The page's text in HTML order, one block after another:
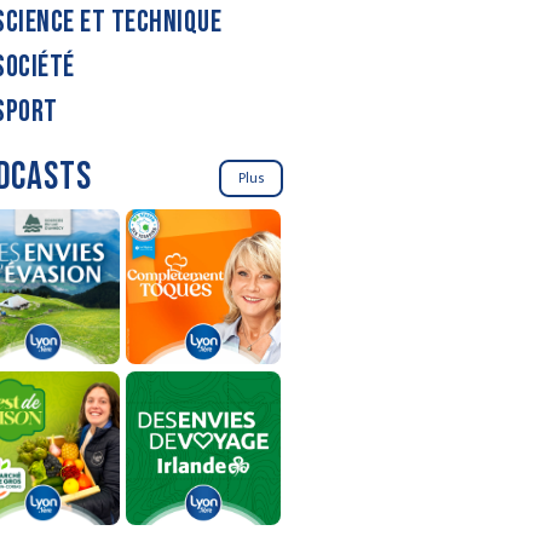
ET TECHNIQUE
Plus